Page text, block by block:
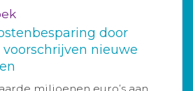
door
nieuwe